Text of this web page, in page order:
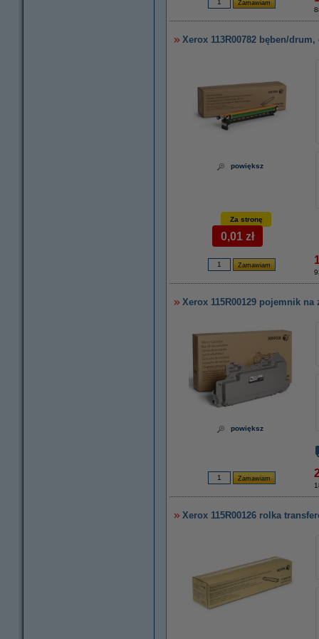
Xerox 113R00782 bęben/
powiększ
Za stronę
0,01 zł
Xerox 115R00129 pojemnik
powiększ
Xerox 115R00126 rolka